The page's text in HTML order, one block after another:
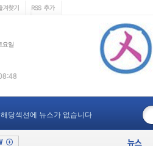
해당섹션에 뉴스가 없습니다